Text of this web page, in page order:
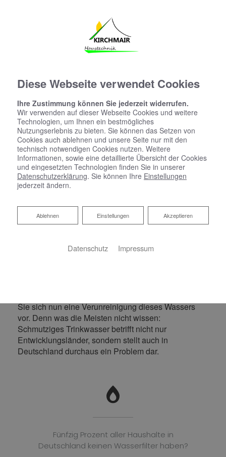
Hygienisch, komfortabel und
Sie sich nun eine Verunreinigung dieses Wassers
vor. Denn was die Meisten nicht wissen:
Schmutziges Trinkwasser betrifft nicht nur
Entwicklungsländer, sondern stellt auch in
Deutschland durchaus ein Problem dar.
Fünfzig Prozent aller Haushalte in
Deutschland keinen Wasserfilter haben?
Diese Webseite verwendet Cookies
Ihre Zustimmung können Sie jederzeit widerrufen.
Wir verwenden auf dieser Webseite Cookies und weitere
Technologien, um Ihnen ein bestmögliches
Nutzungserlebnis zu bieten. Sie können das Setzen von
Cookies auch ablehnen und unsere Seite nur mit den
technisch notwendigen Cookies nutzen. Weitere
Informationen, sowie eine detaillierte Übersicht der Cookies
und eingesetzten Technologien finden Sie in unserer
Datenschutzerklärung. Sie können Ihre Einstellungen
jederzeit ändern.
Akzeptieren
Einstellungen
Ablehnen
Ablehnen
Datenschutz Impressum